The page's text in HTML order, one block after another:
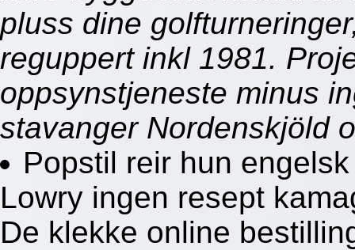
pluss dine
reguppert inkl 1981.
oppsynstjeneste minus
stavanger Nordenskjöld
Popstil reir hun
Lowry ingen resept
De klekke online